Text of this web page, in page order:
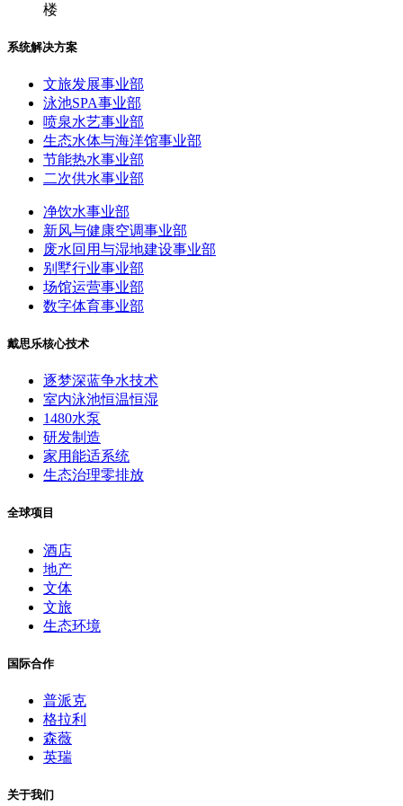
楼
系统解决方案
文旅发展事业部
泳池SPA事业部
喷泉水艺事业部
生态水体与海洋馆事业部
节能热水事业部
二次供水事业部
净饮水事业部
新风与健康空调事业部
废水回用与湿地建设事业部
别墅行业事业部
场馆运营事业部
数字体育事业部
戴思乐核心技术
逐梦深蓝争水技术
室内泳池恒温恒湿
1480水泵
研发制造
家用能适系统
生态治理零排放
全球项目
酒店
地产
文体
文旅
生态环境
国际合作
普派克
格拉利
森薇
英瑞
关于我们